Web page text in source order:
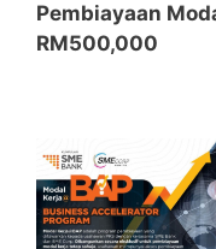
Pembiayaan
RM500,000